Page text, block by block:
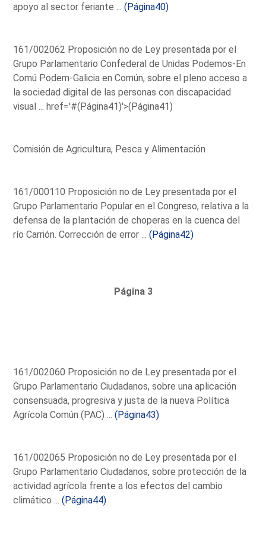
apoyo al sector feriante ...(Página40)
161/002062 Proposición no de Ley presentada por el
Grupo Parlamentario Confederal de Unidas Podemos-En
Comú Podem-Galicia en Común, sobre el pleno acceso a
la sociedad digital de las personas con discapacidad
visual ...href='#(Página41)'>(Página41)
Comisión de Agricultura, Pesca y Alimentación
161/000110 Proposición no de Ley presentada por el
Grupo Parlamentario Popular en el Congreso, relativa a la
defensa de la plantación de choperas en la cuenca del
río Carrión. Corrección de error ...(Página42)
Página 3
161/002060 Proposición no de Ley presentada por el
Grupo Parlamentario Ciudadanos, sobre una aplicación
consensuada, progresiva y justa de la nueva Política
Agrícola Común (PAC) ...(Página43)
161/002065 Proposición no de Ley presentada por el
Grupo Parlamentario Ciudadanos, sobre protección de la
actividad agrícola frente a los efectos del cambio
climático ...(Página44)